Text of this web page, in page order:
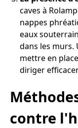
caves à
nappes
eaux
dans les murs.
mettre en
diriger
contre